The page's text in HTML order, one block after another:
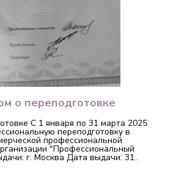
о переподготовке
С 1 января по 31 марта 2025
переподготовку в
профессиональной
"Профессиональный
г. Москва Дата выдачи: 31..